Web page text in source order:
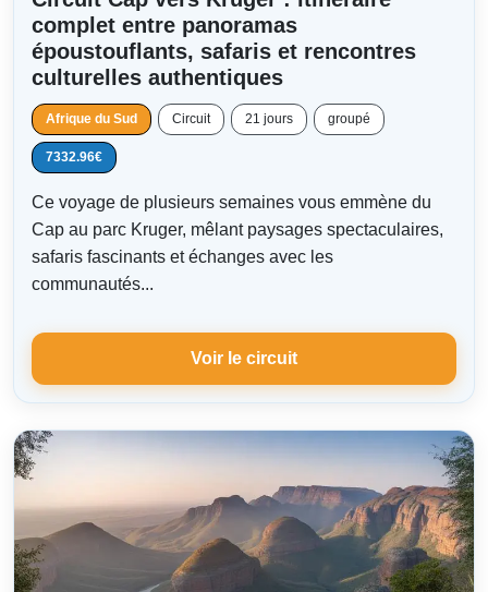
complet entre panoramas
époustouflants, safaris et rencontres
culturelles authentiques
Afrique du Sud Circuit 21 jours groupé
7332.96€
Ce voyage de plusieurs semaines vous emmène du
Cap au parc Kruger, mêlant paysages spectaculaires,
safaris fascinants et échanges avec les
communautés...
Voir le circuit